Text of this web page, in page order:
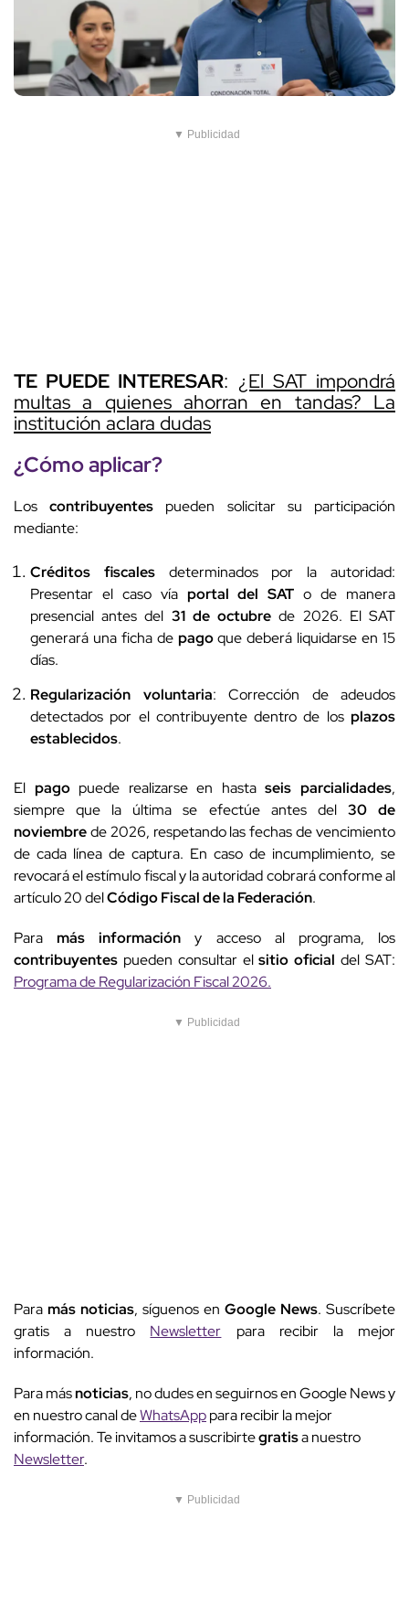
▼ Publicidad
TE PUEDE INTERESAR: ¿El SAT impondrá
multas a quienes ahorran en tandas? La
institución aclara dudas
¿Cómo aplicar?
Loscontribuyentes pueden solicitar su participación
mediante:
Créditos fiscalesdeterminados por la autoridad:
Presentar el caso vía portal del SAT o de manera
presencial antes del 31 de octubre de 2026. El SAT
generará una ficha de pagoque deberá liquidarse en 15
días.
Regularización voluntaria: Corrección de adeudos
detectados por el contribuyente dentro de los plazos
establecidos.
El pagopuede realizarse en hastaseis parcialidades,
siempre que la última se efectúe antes del 30 de
noviembrede 2026, respetando las fechas de vencimiento
de cada línea de captura. En caso de incumplimiento, se
revocará el estímulo fiscal y la autoridad cobrará conforme al
artículo 20 delCódigo Fiscal de la Federación.
Paramás información y acceso al programa, los
contribuyentes pueden consultar elsitio oficial del SAT:
Programa de Regularización Fiscal 2026.
▼ Publicidad
Para más noticias, síguenos en Google News. Suscríbete
gratis a nuestro Newsletter para recibir la mejor
información.
Para másnoticias, no dudes en seguirnos en Google News y
en nuestro canal deWhatsApppara recibir la mejor
información. Te invitamos a suscribirtegratisa nuestro
Newsletter.
▼ Publicidad